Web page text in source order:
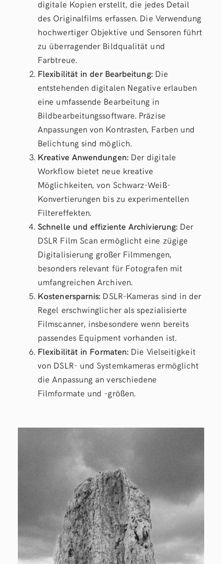
digitale Kopien erstellt, die jedes Detail
des Originalfilms erfassen. Die Verwendung
hochwertiger Objektive und Sensoren führt
zu überragender Bildqualität und
Farbtreue.
Flexibilität in der Bearbeitung:Die
entstehenden digitalen Negative erlauben
eine umfassende Bearbeitung in
Bildbearbeitungssoftware. Präzise
Anpassungen von Kontrasten, Farben und
Belichtung sind möglich.
Kreative Anwendungen:Der digitale
Workflow bietet neue kreative
Möglichkeiten, von Schwarz-Weiß-
Konvertierungen bis zu experimentellen
Filtereffekten.
Schnelle und effiziente Archivierung: Der
DSLR Film Scan ermöglicht eine zügige
Digitalisierung großer Filmmengen,
besonders relevant für Fotografen mit
umfangreichen Archiven.
Kostenersparnis: DSLR-Kameras sind in der
Regel erschwinglicher als spezialisierte
Filmscanner, insbesondere wenn bereits
passendes Equipment vorhanden ist.
Flexibilität in Formaten: Die Vielseitigkeit
von DSLR- und Systemkameras ermöglicht
die Anpassung an verschiedene
Filmformate und -größen.